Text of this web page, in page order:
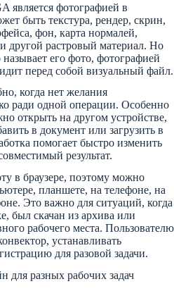
является фотографией в
быть текстура, рендер, скрин,
фон, карта нормалей,
другой растровый материал. Но
называет его фото, фотографией
перед собой визуальный файл.
когда нет желания
ради одной операции. Особенно
открыть на другом устройстве,
в документ или загрузить в
помогает быстро изменить
результат.
в браузере, поэтому можно
планшете, на телефоне, на
Это важно для ситуаций, когда
был скачан из архива или
рабочего места. Пользователю
устанавливать
для разовой задачи.
для разных рабочих задач